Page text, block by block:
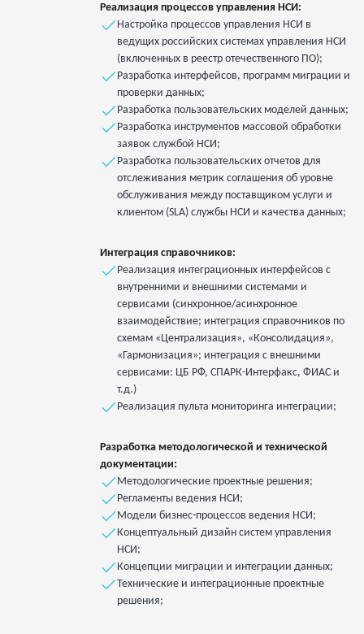
Реализация процессов управления НСИ:
Настройка процессов управления НСИ в
ведущих российских системах управления НСИ
(включенных в реестр отечественного ПО);
Разработка интерфейсов, программ миграции и
проверки данных;
Разработка пользовательских моделей данных;
Разработка инструментов массовой обработки
заявок службой НСИ;
Разработка пользовательских отчетов для
отслеживания метрик соглашения об уровне
обслуживания между поставщиком услуги и
клиентом (SLA) службы НСИ и качества данных;
Интеграция справочников:
Реализация интеграционных интерфейсов с
внутренними и внешними системами и
сервисами (синхронное/асинхронное
взаимодействие; интеграция справочников по
схемам «Централизация», «Консолидация»,
«Гармонизация»; интеграция с внешними
сервисами: ЦБ РФ, СПАРК-Интерфакс, ФИАС и
т.д.)
Реализация пульта мониторинга интеграции;
Разработка методологической и технической
документации:
Методологические проектные решения;
Регламенты ведения НСИ;
Модели бизнес-процессов ведения НСИ;
Концептуальный дизайн систем управления
НСИ;
Концепции миграции и интеграции данных;
Технические и интеграционные проектные
решения;